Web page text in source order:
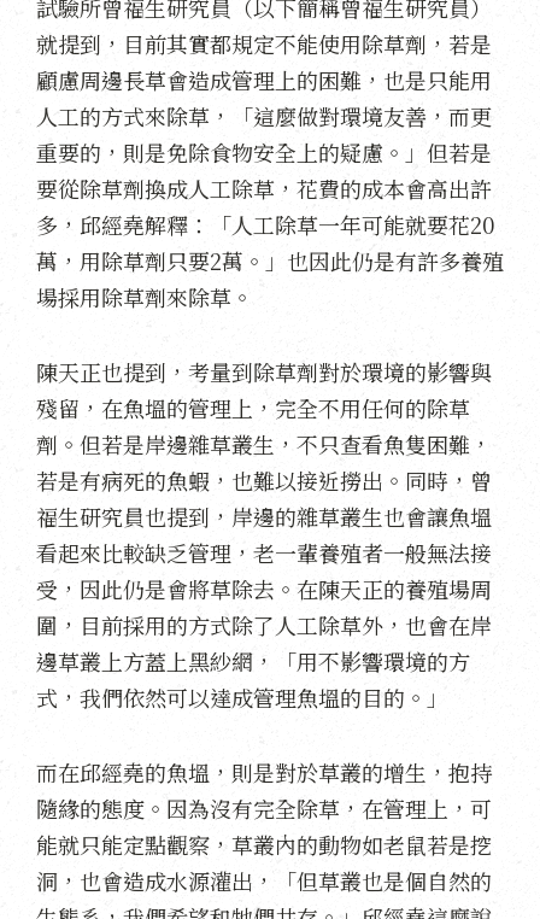
試驗所曾福生研究員（以下簡稱曾福生研究員）
就提到，目前其實都規定不能使用除草劑，若是
顧慮周邊長草會造成管理上的困難，也是只能用
人工的方式來除草，「這麼做對環境友善，而更
重要的，則是免除食物安全上的疑慮。」但若是
要從除草劑換成人工除草，花費的成本會高出許
多，邱經堯解釋：「人工除草一年可能就要花20
萬，用除草劑只要2萬。」也因此仍是有許多養殖
場採用除草劑來除草。
陳天正也提到，考量到除草劑對於環境的影響與
殘留，在魚塭的管理上，完全不用任何的除草
劑。但若是岸邊雜草叢生，不只查看魚隻困難，
若是有病死的魚蝦，也難以接近撈出。同時，曾
福生研究員也提到，岸邊的雜草叢生也會讓魚塭
看起來比較缺乏管理，老一輩養殖者一般無法接
受，因此仍是會將草除去。在陳天正的養殖場周
圍，目前採用的方式除了人工除草外，也會在岸
邊草叢上方蓋上黑紗網，「用不影響環境的方
式，我們依然可以達成管理魚塭的目的。」
而在邱經堯的魚塭，則是對於草叢的增生，抱持
隨緣的態度。因為沒有完全除草，在管理上，可
能就只能定點觀察，草叢內的動物如老鼠若是挖
洞，也會造成水源灌出，「但草叢也是個自然的